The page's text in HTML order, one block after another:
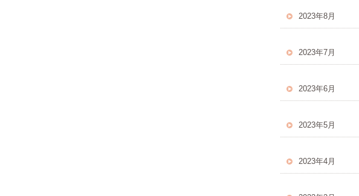
2023年8月
2023年7月
2023年6月
2023年5月
2023年4月